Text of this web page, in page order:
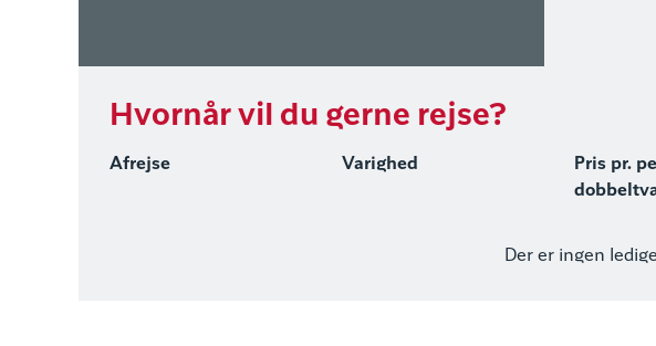
Hvornår vil du gerne rejse?
Afrejse Varighed
Pris pr.
Der er ingen